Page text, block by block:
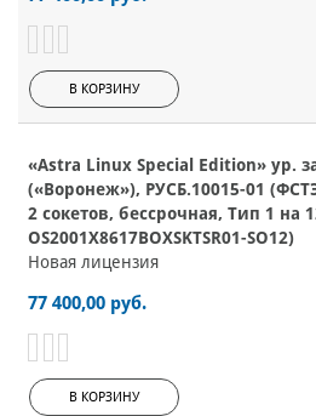
В КОРЗИНУ
«Astra Linux Special Edition» ур.
(«Воронеж»), РУСБ.10015-01
2 сокетов, бессрочная, Тип 1 на
OS2001X8617BOXSKTSR01-SO12)
Новая лицензия
77 400,00 руб.
В КОРЗИНУ